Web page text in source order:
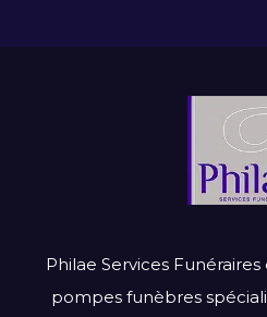
Philae Services
pompes funèbres